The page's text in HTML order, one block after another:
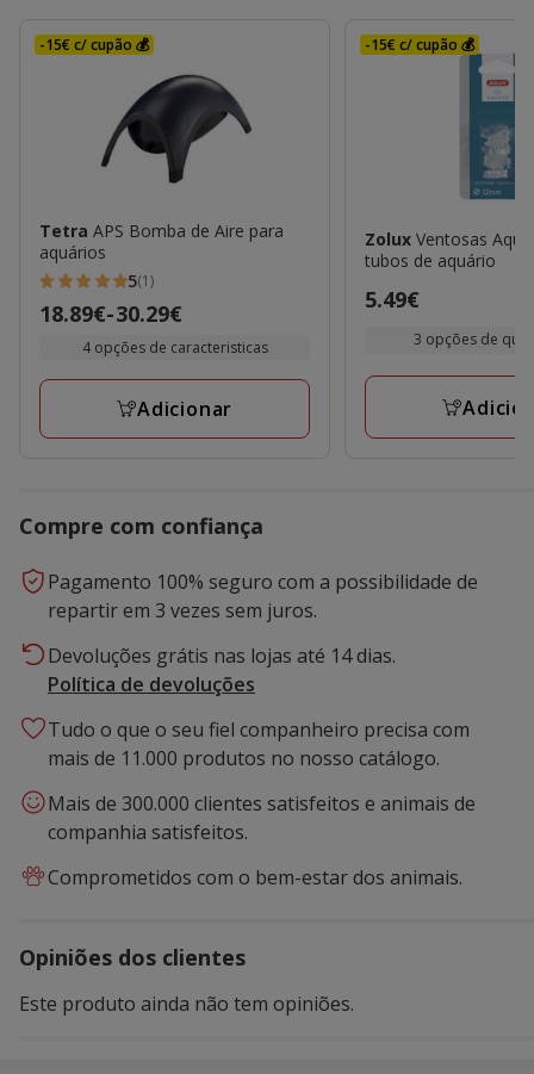
-15€ c/ cupão 💰
Tetra APS Bomba de Aire para
aquários
5
estrelas
1
avaliações
5(1)
Preço
30.29€
18.89€-30.29€
4 opções de caracteristicas
Adicionar
-15€ c/ cupão 💰
ZoluxVentosas Aquaya para
tubos de aquário
Preço
5.49€
3 opções de
Compre com confiança
Pagamento 100% seguro com a possibilidade de
repartir em 3 vezes sem juros.
Devoluções grátis nas lojas até 14 dias.
Política de devoluções
Tudo o que o seu fiel companheiro precisa com
mais de 11.000 produtos no nosso catálogo.
Mais de 300.000 clientes satisfeitos e animais de
companhia satisfeitos.
Comprometidos com o bem-estar dos animais.
Opiniões dos clientes
Este produto ainda não tem opiniões.